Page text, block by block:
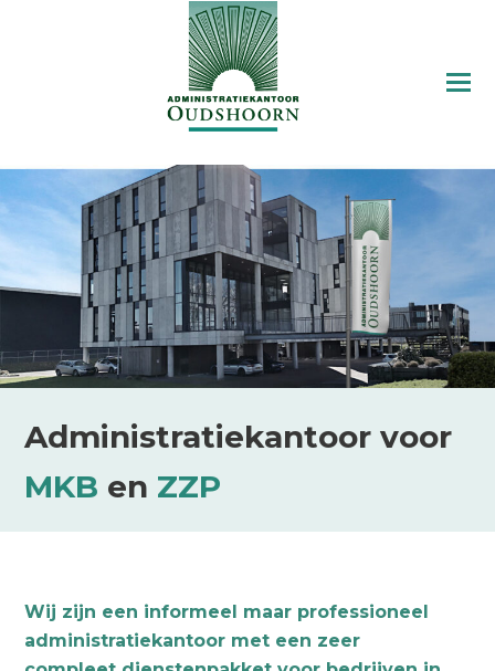
Administratiekantoor voor
MKB en ZZP
Wij zijn een informeel maar professioneel
administratiekantoor met een zeer